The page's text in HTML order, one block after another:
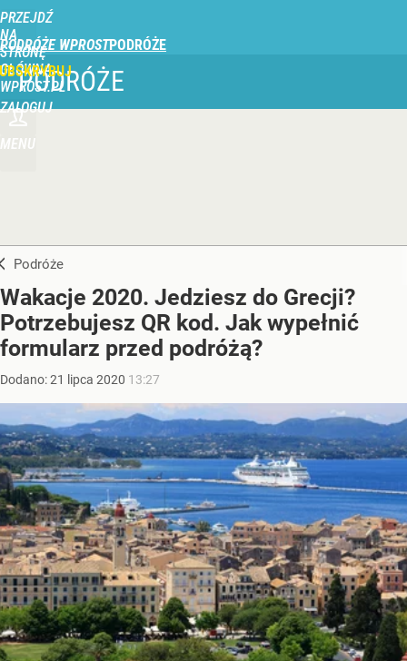
PRZEJDŹ
NA
STRONĘ
GŁÓWNĄ
WPROST.PL
PODRÓŻE WPROST
ZALOGUJ
MENU
PODRÓŻE
Podróże
Wakacje 2020. Jedziesz do Grecji?
Potrzebujesz QR kod. Jak wypełnić
formularz przed podróżą?
Dodano:21 lipca 2020 13:27